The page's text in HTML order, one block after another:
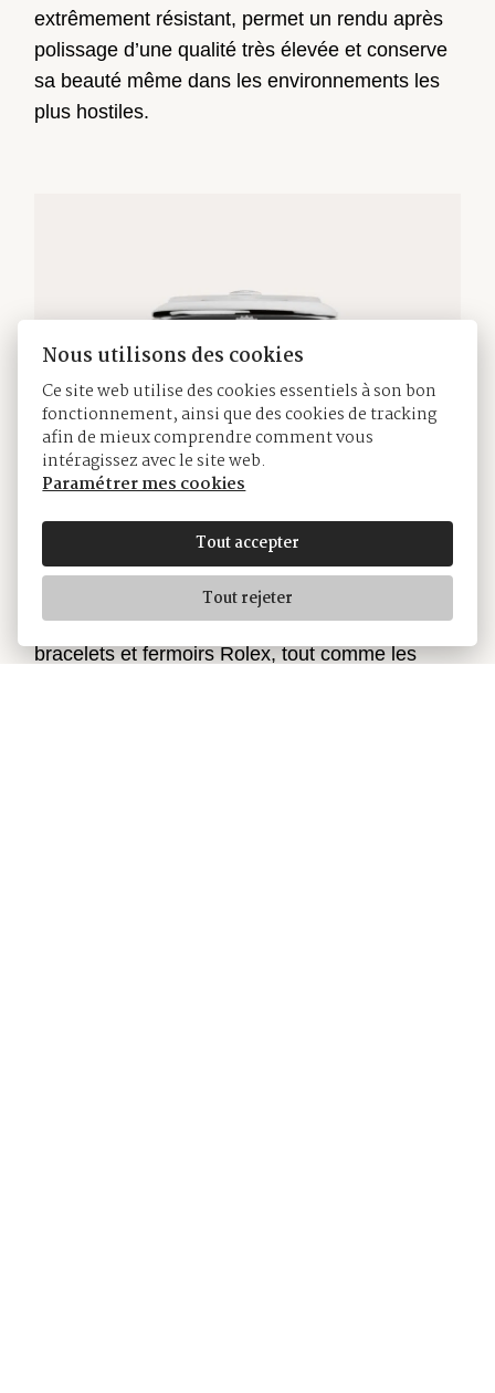
extrêmement résistant, permet un rendu après
polissage d’une qualité très élevée et conserve
sa beauté même dans les environnements les
plus hostiles.
Le bracelet Jubilee
La conception, mise au point et production des
bracelets et fermoirs Rolex, tout comme les
Nous utilisons des cookies
Ce site web utilise des cookies essentiels à son bon
fonctionnement, ainsi que des cookies de tracking
afin de mieux comprendre comment vous
intéragissez avec le site web.
Paramétrer mes cookies
Tout accepter
Tout rejeter